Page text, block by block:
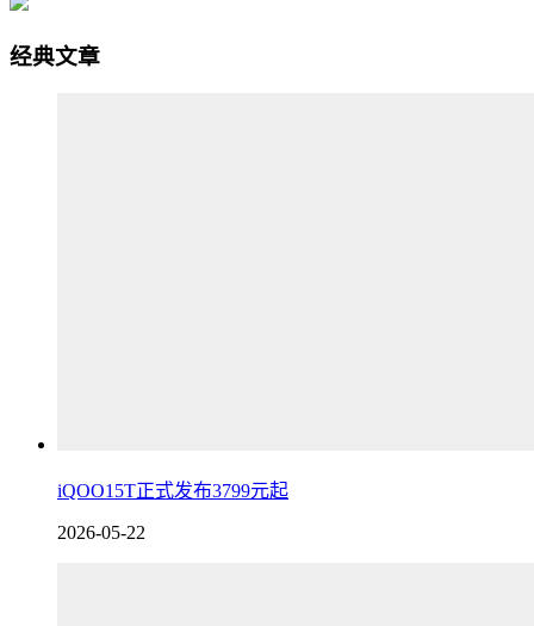
经典文章
iQOO15T正式发布3799元起
2026-05-22